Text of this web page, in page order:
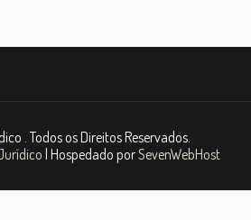
. Todos os Direitos Reservados.
| Hospedado porSevenWebHost